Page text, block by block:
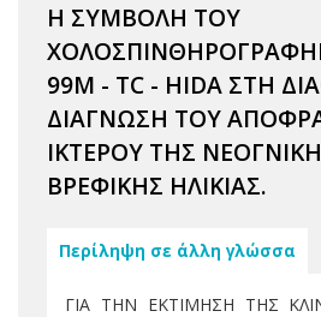
Η ΣΥΜΒΟΛΗ ΤΟΥ
99M - TC - HIDA ΣΤΗ
ΔΙΑΓΝΩΣΗ ΤΟΥ
ΙΚΤΕΡΟΥ ΤΗΣ
ΒΡΕΦΙΚΗΣ ΗΛΙΚΙΑΣ.
Περίληψη σε άλλη γλώσσα
ΓΙΑ ΤΗΝ ΕΚΤΙΜΗΣΗ ΤΗΣ